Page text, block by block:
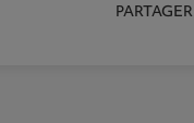
PARTAGER